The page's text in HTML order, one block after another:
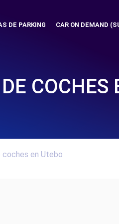
DE PARKING CAR ON DEMAND
COCHES
coches en Utebo